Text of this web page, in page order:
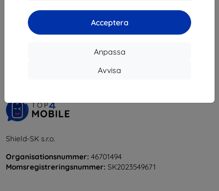
Acceptera
Anpassa
Avvisa
Shield-SK s.r.o.
Organisationsnummer: 46701494
Momsregistreringsnummer: SK2023549671